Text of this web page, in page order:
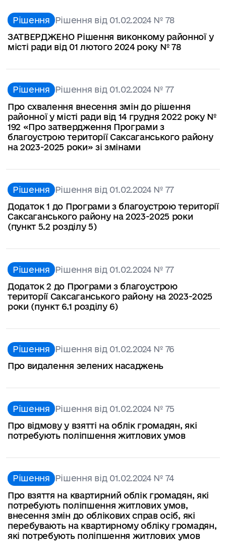
Рішення Рішення від 01.02.2024 № 78
ЗАТВЕРДЖЕНО Рішення виконкому районної у
місті ради від 01 лютого 2024 року № 78
Рішення Рішення від 01.02.2024 № 77
Про схвалення внесення змін до рішення
районної у місті ради від 14 грудня 2022 року №
192 «Про затвердження Програми з
благоустрою території Саксаганського району
на 2023-2025 роки» зі змінами
Рішення Рішення від 01.02.2024 № 77
Додаток 1 до Програми з благоустрою території
Саксаганського району на 2023-2025 роки
(пункт 5.2 розділу 5)
Рішення Рішення від 01.02.2024 № 77
Додаток 2 до Програми з благоустрою
території Саксаганського району на 2023-2025
роки (пункт 6.1 розділу 6)
Рішення Рішення від 01.02.2024 № 76
Про видалення зелених насаджень
Рішення Рішення від 01.02.2024 № 75
Про відмову у взятті на облік громадян, які
потребують поліпшення житлових умов
Рішення Рішення від 01.02.2024 № 74
Про взяття на квартирний облік громадян, які
потребують поліпшення житлових умов,
внесення змін до облікових справ осіб, які
перебувають на квартирному обліку громадян,
які потребують поліпшення житлових умов